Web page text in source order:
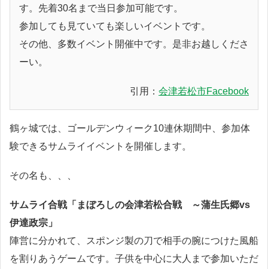
す。先着30名まで当日参加可能です。
参加しても見ていても楽しいイベントです。
その他、多数イベント開催中です。是非お越しくださ
ーい。
引用： 会津若松市Facebook
鶴ヶ城では、ゴールデンウィーク10連休期間中、参加体
験できるサムライイベントを開催します。
その名も、、、
サムライ合戦「まぼろしの会津若松合戦 ～蒲生氏郷vs
伊達政宗」
陣営に分かれて、スポンジ製の刀で相手の腕につけた風船
を割りあうゲームです。子供を中心に大人まで参加いただ